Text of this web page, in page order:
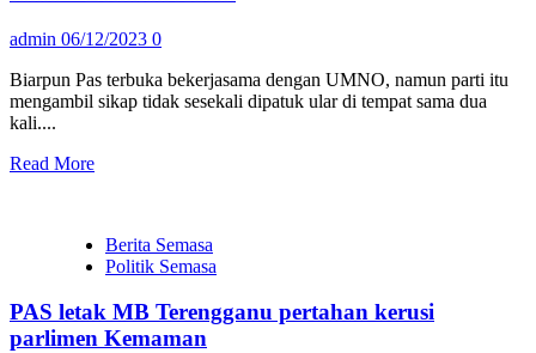
admin 06/12/2023 0
Biarpun Pas terbuka bekerjasama dengan UMNO, namun parti itu
mengambil sikap tidak sesekali dipatuk ular di tempat sama dua
kali....
Read More
Berita Semasa
Politik Semasa
PAS letak MB Terengganu pertahan kerusi
parlimen Kemaman